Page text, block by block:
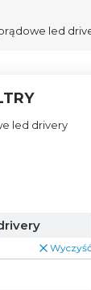
led
led drivery
Wyczyść